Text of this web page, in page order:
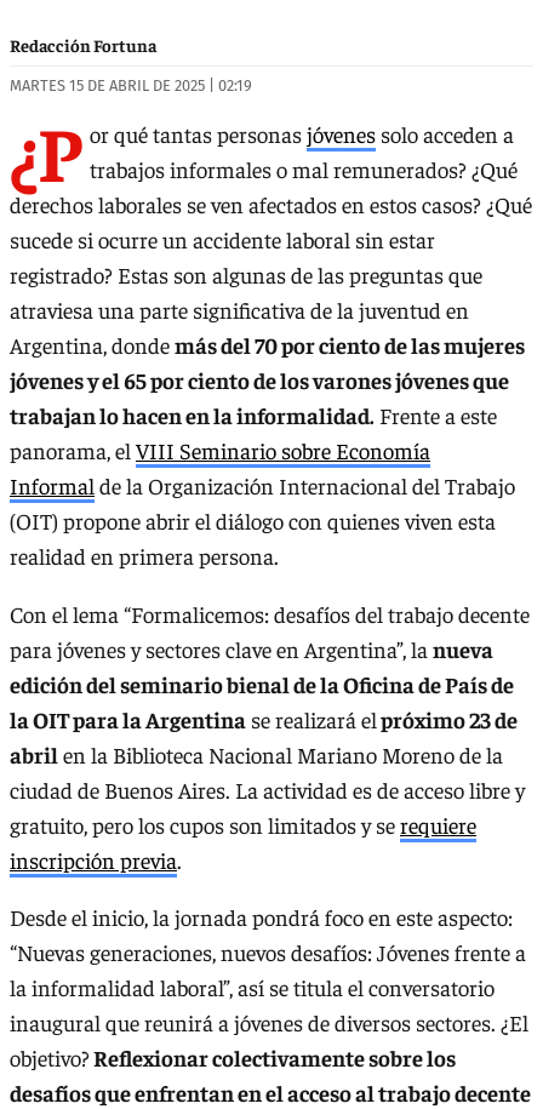
Redacción Fortuna
MARTES 15 DE ABRIL DE 2025 | 02:19
¿P or qué tantas personasjóvenes solo acceden a
trabajos informales o mal remunerados? ¿Qué
derechos laborales se ven afectados en estos casos? ¿Qué
sucede si ocurre un accidente laboral sin estar
registrado? Estas son algunas de las preguntas que
atraviesa una parte significativa de la juventud en
Argentina, dondemás del 70 por ciento de las mujeres
jóvenes y el 65 por ciento de los varones jóvenes que
trabajan lo hacen en la informalidad. Frente a este
panorama, elVIII Seminario sobre Economía
Informal de la Organización Internacional del Trabajo
(OIT) propone abrir el diálogo con quienes viven esta
realidad en primera persona.
Con el lema “Formalicemos: desafíos del trabajo decente
para jóvenes y sectores clave en Argentina”, la nueva
edición del seminario bienal de la Oficina de País de
la OIT para la Argentina se realizará elpróximo 23 de
abril en la Biblioteca Nacional Mariano Moreno de la
ciudad de Buenos Aires. La actividad es de acceso libre y
gratuito, pero los cupos son limitados y serequiere
inscripción previa.
Desde el inicio, la jornada pondrá foco en este aspecto:
“Nuevas generaciones, nuevos desafíos: Jóvenes frente a
la informalidad laboral”, así se titula el conversatorio
inaugural que reunirá a jóvenes de diversos sectores. ¿El
objetivo?Reflexionar colectivamente sobre los
desafíos que enfrentan en el acceso al trabajo decente